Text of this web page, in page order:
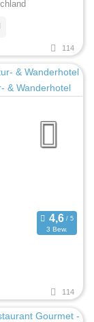
114
3 Bew.
114